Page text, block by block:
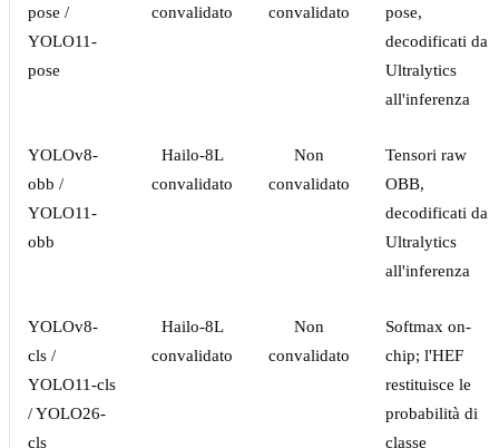
pose /
YOLO11-
pose
convalidato
convalidato
pose,
decodificati da
Ultralytics
all'inferenza
YOLOv8-
obb /
YOLO11-
obb
Hailo-8L
convalidato
Non
convalidato
Tensori raw
OBB,
decodificati da
Ultralytics
all'inferenza
YOLOv8-
cls /
YOLO11-cls
/ YOLO26-
cls
Hailo-8L
convalidato
Non
convalidato
Softmax on-
chip; l'HEF
restituisce le
probabilità di
classe